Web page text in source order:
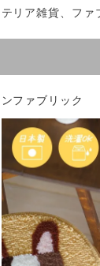
リア雑貨、ファ
ファブリック